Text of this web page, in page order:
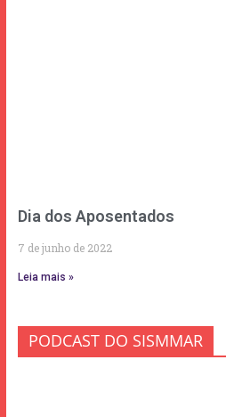
Dia dos Aposentados
7 de junho de 2022
Leia mais »
PODCAST DO SISMMAR